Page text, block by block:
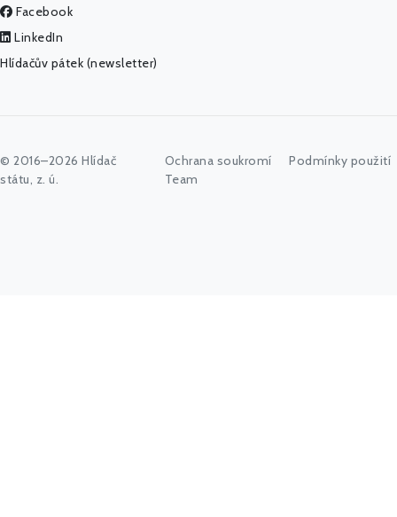
Facebook
LinkedIn
Hlídačův pátek (newsletter)
© 2016–2026 Hlídač
státu, z. ú.
Ochrana soukromí
Podmínky použití
Team